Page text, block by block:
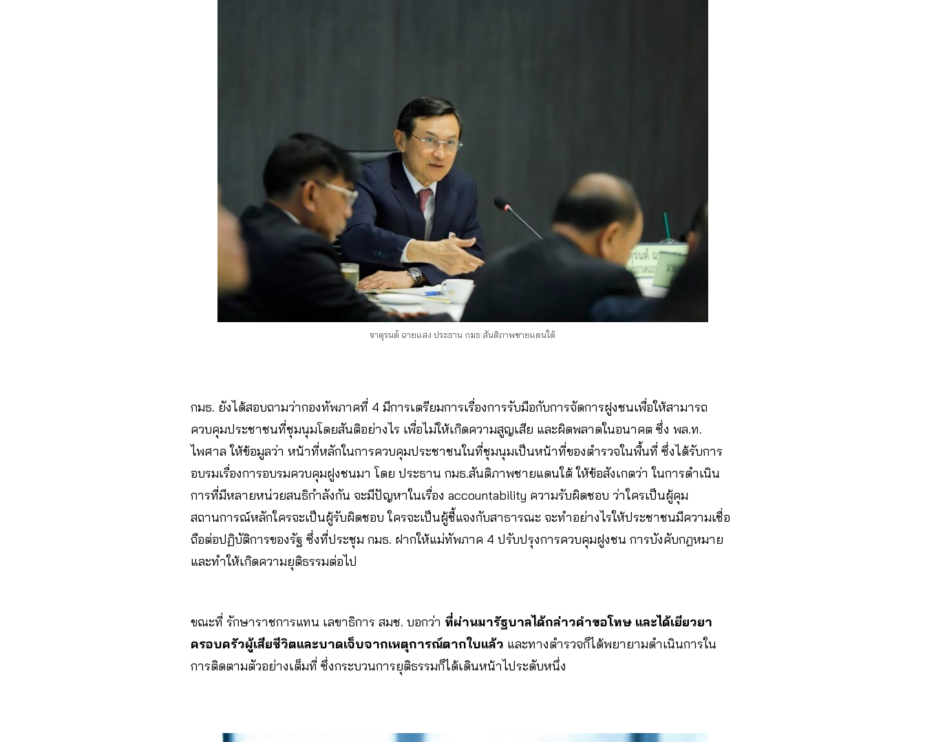
จาตุรนต์ ฉายแสง ประธาน กมธ.สันติภาพชายแดนใต้
กมธ. ยังได้สอบถามว่ากองทัพภาคที่ 4 มีการเตรียมการเรื่องการรับมือกับการจัดการฝูงชนเพื่อให้สามารถ
ควบคุมประชาชนที่ชุมนุมโดยสันติอย่างไร เพื่อไม่ให้เกิดความสูญเสีย และผิดพลาดในอนาคต ซึ่ง พล.ท.
ไพศาล ให้ข้อมูลว่า หน้าที่หลักในการควบคุมประชาชนในที่ชุมนุมเป็นหน้าที่ของตำรวจในพื้นที่ ซึ่งได้รับการ
อบรมเรื่องการอบรมควบคุมฝูงชนมา โดย ประธาน กมธ.สันติภาพชายแดนใต้ ให้ข้อสังเกตว่า ในการดำเนิน
การที่มีหลายหน่วยสนธิกำลังกัน จะมีปัญหาในเรื่อง accountability ความรับผิดชอบ ว่าใครเป็นผู้คุม
สถานการณ์หลักใครจะเป็นผู้รับผิดชอบ ใครจะเป็นผู้ชี้แจงกับสาธารณะ จะทำอย่างไรให้ประชาชนมีความเชื่อ
ถือต่อปฏิบัติการของรัฐ ซึ่งที่ประชุม กมธ. ฝากให้แม่ทัพภาค 4 ปรับปรุงการควบคุมฝูงชน การบังคับกฎหมาย
และทำให้เกิดความยุติธรรมต่อไป
ขณะที่ รักษาราชการแทน เลขาธิการ สมช. บอกว่า ที่ผ่านมารัฐบาลได้กล่าวคำขอโทษ และได้เยียวยา
ครอบครัวผู้เสียชีวิตและบาดเจ็บจากเหตุการณ์ตากใบแล้ว และทางตำรวจก็ได้พยายามดำเนินการใน
การติดตามตัวอย่างเต็มที่ ซึ่งกระบวนการยุติธรรมก็ได้เดินหน้าไประดับหนึ่ง